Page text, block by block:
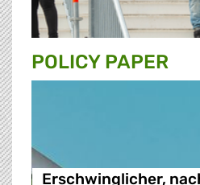
POLICY PAPER
Erschwinglicher,